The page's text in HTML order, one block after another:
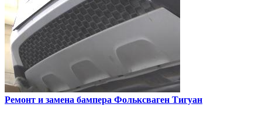
Ремонт и замена бампера Фольксваген Тигуан